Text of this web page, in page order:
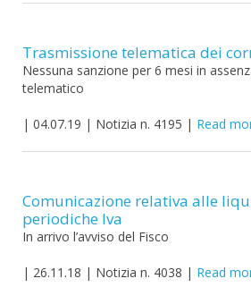
Trasmissione telematica dei
Nessuna sanzione per 6 mesi in
telematico
| 04.07.19 | Notizia n. 4195 | Read
Comunicazione relativa alle
periodiche Iva
In arrivo l’avviso del Fisco
| 26.11.18 | Notizia n. 4038 | Read